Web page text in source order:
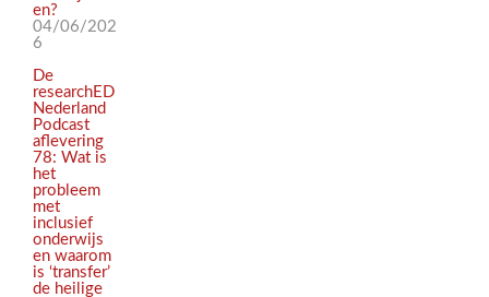
en?
04/06/202
6
De
researchED
Nederland
Podcast
aflevering
78: Wat is
het
probleem
met
inclusief
onderwijs
en waarom
is ‘transfer’
de heilige